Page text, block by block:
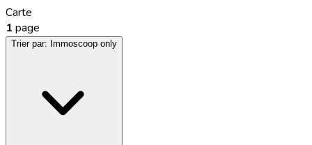
Carte
1 page
Trier par: Immoscoop only